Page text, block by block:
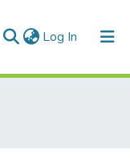
Log In (current)